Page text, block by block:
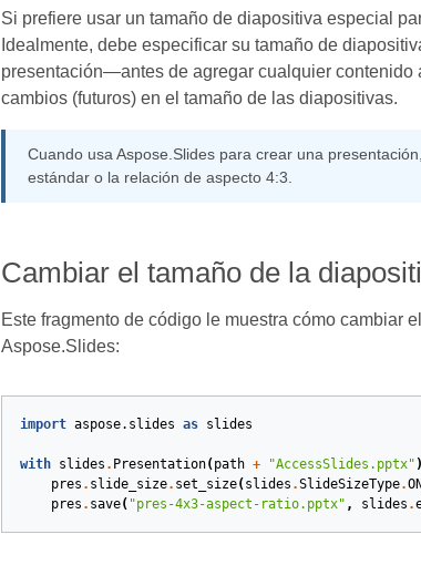
Si prefiere usar un tamaño de diapositiva especial
Idealmente, debe especificar su tamaño de
presentación—antes de agregar cualquier
cambios (futuros) en el tamaño de las diapositivas.
Cuando usa Aspose.Slides para crear una
estándar o la relación de aspecto 4:3.
Cambiar el tamaño de la
Este fragmento de código le muestra cómo cambiar
Aspose.Slides:
import aspose.slides as slides
with slides . Presentation( path + "AccessSlides.pptx" )
pres . slide_size. set_size( slides .SlideSizeType.
pres . save( "pres-4x3-aspect-ratio.pptx" , slides .